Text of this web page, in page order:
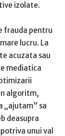
izolate.
frauda pentru
lucru. La
acuzata sau
mediatica
algoritm,
„ajutam” sa
deasupra
unui val